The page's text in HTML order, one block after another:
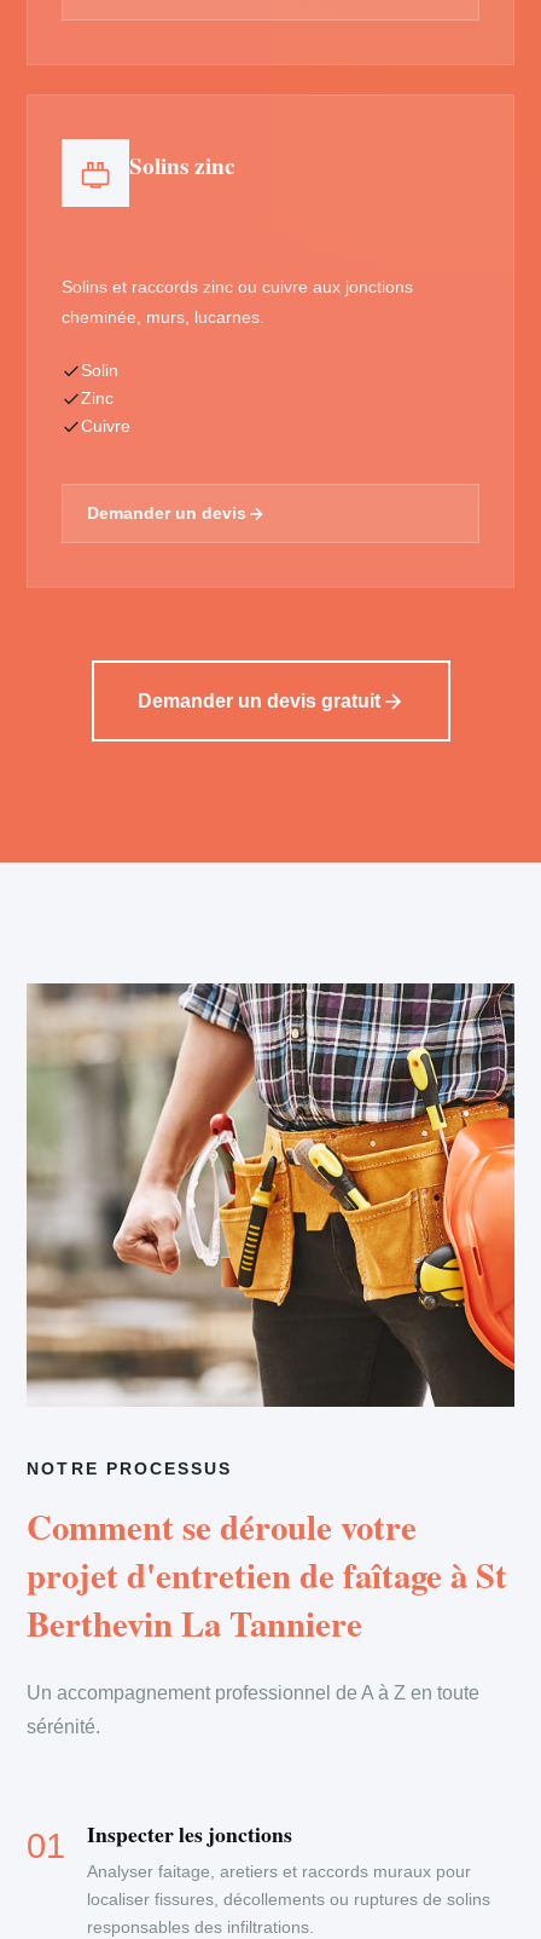
Solins zinc
Solins et raccords zinc ou cuivre aux jonctions
cheminée, murs, lucarnes.
Solin
Zinc
Cuivre
Demander un devis
Demander un devis gratuit
NOTRE PROCESSUS
Comment se déroule votre
projet d'entretien de faîtage à St
Berthevin La Tanniere
Un accompagnement professionnel de A à Z en toute
sérénité.
Inspecter les jonctions
Analyser faitage, aretiers et raccords muraux pour
localiser fissures, décollements ou ruptures de solins
responsables des infiltrations.